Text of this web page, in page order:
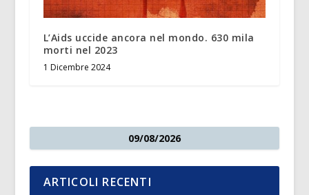
L’Aids uccide ancora nel mondo. 630 mila
morti nel 2023
1 Dicembre 2024
09/08/2026
ARTICOLI RECENTI